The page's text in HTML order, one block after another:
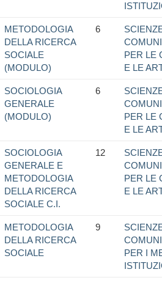
METODOLOGIA
DELLA RICERCA
SOCIALE
(MODULO)
6
PER LE
E LE
SOCIOLOGIA
GENERALE
(MODULO)
6
PER LE
E LE
SOCIOLOGIA
GENERALE E
METODOLOGIA
DELLA RICERCA
SOCIALE C.I.
12
PER LE
E LE
METODOLOGIA
DELLA RICERCA
SOCIALE
9
PER I